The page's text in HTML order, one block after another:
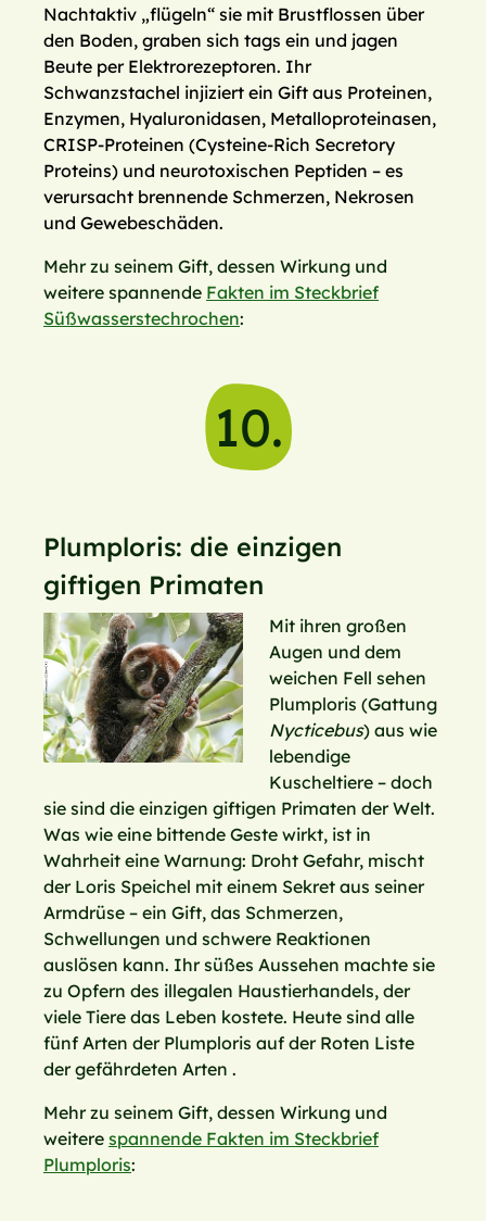
Nachtaktiv „flügeln“ sie mit Brustflossen über
den Boden, graben sich tags ein und jagen
Beute per Elektrorezeptoren. Ihr
Schwanzstachel injiziert ein Gift aus Proteinen,
Enzymen, Hyaluronidasen, Metalloproteinasen,
CRISP-Proteinen (Cysteine-Rich Secretory
Proteins) und neurotoxischen Peptiden – es
verursacht brennende Schmerzen, Nekrosen
und Gewebeschäden.
Mehr zu seinem Gift, dessen Wirkung und
weitere spannende Fakten im Steckbrief
Süßwasserstechrochen:
10.
Plumploris: die einzigen
giftigen Primaten
Mit ihren großen
Augen und dem
weichen Fell sehen
Plumploris (Gattung
Nycticebus) aus wie
lebendige
Kuscheltiere – doch
sie sind die einzigen giftigen Primaten der Welt.
Was wie eine bittende Geste wirkt, ist in
Wahrheit eine Warnung: Droht Gefahr, mischt
der Loris Speichel mit einem Sekret aus seiner
Armdrüse – ein Gift, das Schmerzen,
Schwellungen und schwere Reaktionen
auslösen kann. Ihr süßes Aussehen machte sie
zu Opfern des illegalen Haustierhandels, der
viele Tiere das Leben kostete. Heute sind alle
fünf Arten der Plumploris auf der Roten Liste
der gefährdeten Arten .
Mehr zu seinem Gift, dessen Wirkung und
weitere spannende Fakten im Steckbrief
Plumploris: